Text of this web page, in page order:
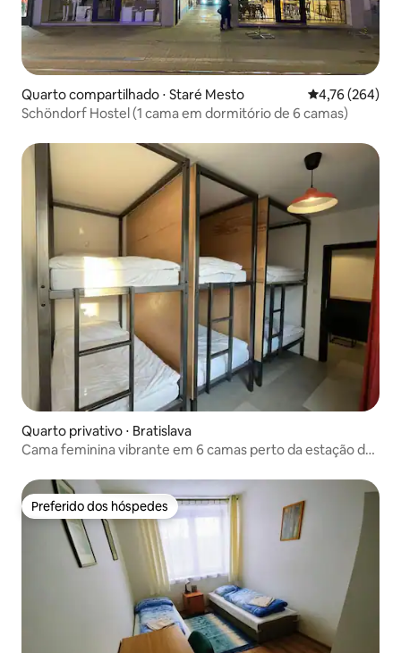
Quarto compartilhado ⋅ Staré Mesto 4,76 de uma
4,76 (264)
Schöndorf Hostel (1 cama em dormitório de 6 camas)
Quarto privativo ⋅ Bratislava
Cama feminina vibrante em 6 camas perto da estação de
Preferido dos hóspedes
Preferido dos hóspedes